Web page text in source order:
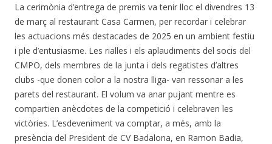
La cerimònia d’entrega de premis va tenir lloc el divendres 13
de març al restaurant Casa Carmen, per recordar i celebrar
les actuacions més destacades de 2025 en un ambient festiu
i ple d’entusiasme. Les rialles i els aplaudiments del socis del
CMPO, dels membres de la junta i dels regatistes d’altres
clubs -que donen color a la nostra lliga- van ressonar a les
parets del restaurant. El volum va anar pujant mentre es
compartien anècdotes de la competició i celebraven les
victòries. L’esdeveniment va comptar, a més, amb la
presència del President de CV Badalona, en Ramon Badia,